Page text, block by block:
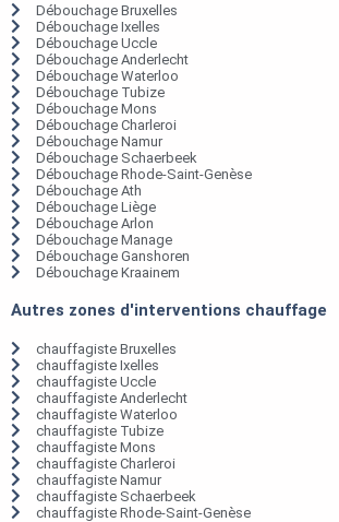
Débouchage Bruxelles
Débouchage Ixelles
Débouchage Uccle
Débouchage Anderlecht
Débouchage Waterloo
Débouchage Tubize
Débouchage Mons
Débouchage Charleroi
Débouchage Namur
Débouchage Schaerbeek
Débouchage Rhode-Saint-Genèse
Débouchage Ath
Débouchage Liège
Débouchage Arlon
Débouchage Manage
Débouchage Ganshoren
Débouchage Kraainem
Autres zones d'interventions chauffage
chauffagiste Bruxelles
chauffagiste Ixelles
chauffagiste Uccle
chauffagiste Anderlecht
chauffagiste Waterloo
chauffagiste Tubize
chauffagiste Mons
chauffagiste Charleroi
chauffagiste Namur
chauffagiste Schaerbeek
chauffagiste Rhode-Saint-Genèse